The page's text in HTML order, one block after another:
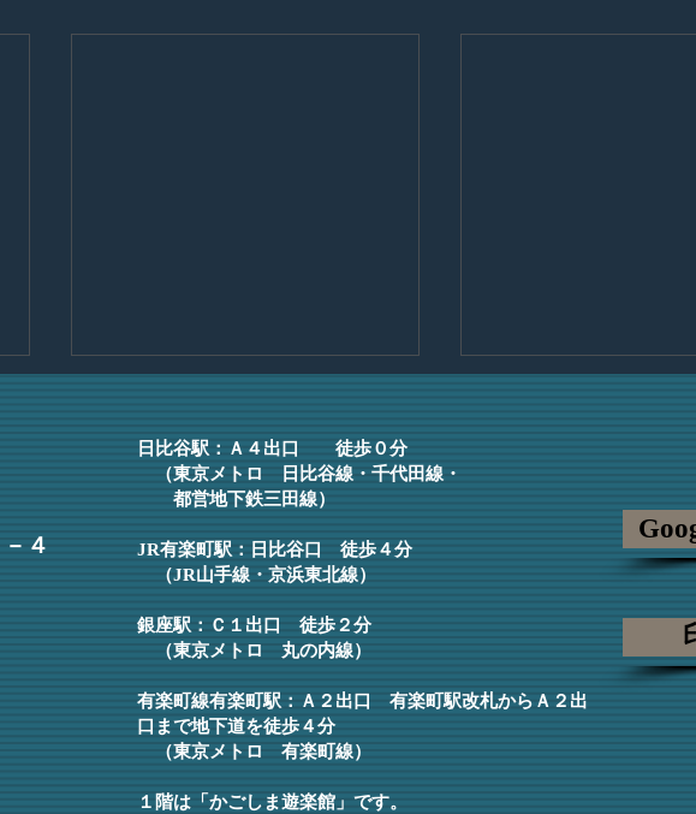
事務所報2025年春号をご覧いた
だけます。
護士の首藤真実と申し
年間の司法修習を経て
をこの事務所で踏み出
４
日比谷駅：Ａ４出口 徒歩０分
（東京メトロ 日比谷線・千代田線・
都営地下鉄三田線）
JR有楽町駅：日比谷口 徒歩４分
（JR山手線・京浜東北線）
銀座駅：Ｃ１出口 徒歩２分
（東京メトロ 丸の内線）
有楽町線有楽町駅：Ａ２出口
有楽町駅改札からＡ２出
口まで地下道を徒歩４分
（東京メトロ 有楽町線）
１階は「かごしま遊楽館」です。